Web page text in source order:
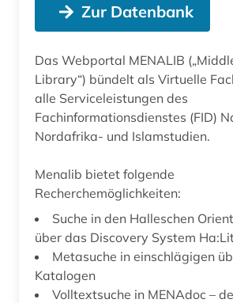
Zur Datenbank
Das Webportal MENALIB
Library“) bündelt als Virtuelle
alle Serviceleistungen des
Fachinformationsdienstes (FID)
Nordafrika- und Islamstudien.
Menalib bietet folgende
Recherchemöglichkeiten:
Suche in den Halleschen
über das Discovery System
Metasuche in einschlägigen
Katalogen
Volltextsuche in MENAdoc –